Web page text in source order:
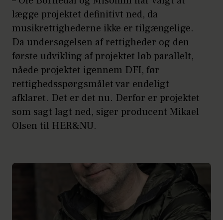
lægge projektet definitivt ned, da
musikrettighederne ikke er tilgængelige.
Da undersøgelsen af rettigheder og den
første udvikling af projektet løb parallelt,
nåede projektet igennem DFI, før
rettighedsspørgsmålet var endeligt
afklaret. Det er det nu. Derfor er projektet
som sagt lagt ned, siger producent Mikael
Olsen til HER&NU.